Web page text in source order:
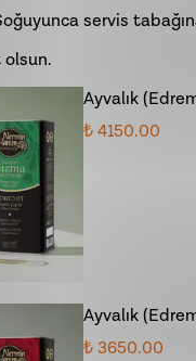
servis
Ayvalık
₺ 4150.00
Ayvalık
₺ 3650.00